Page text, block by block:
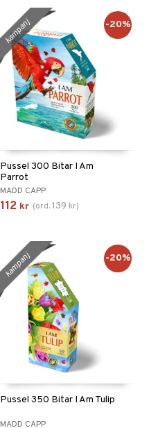
Pussel 300 Bitar I Am
Parrot
MADD CAPP
112 kr (ord.139 kr)
kampanj -20%
Pussel 350 Bitar I Am Tulip
MADD CAPP
kampanj -20%